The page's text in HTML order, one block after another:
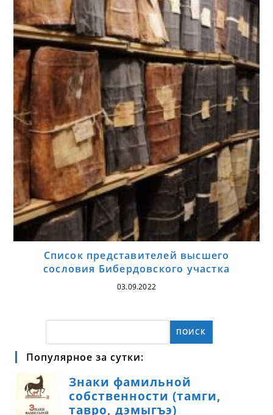
Список представителей высшего
сословия Бибердовского участка
03.09.2022
ПОИСК
Популярное за сутки: